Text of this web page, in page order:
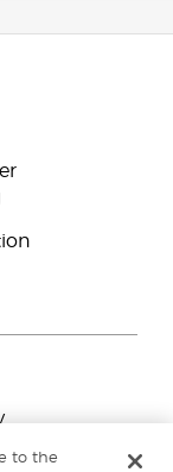
to the